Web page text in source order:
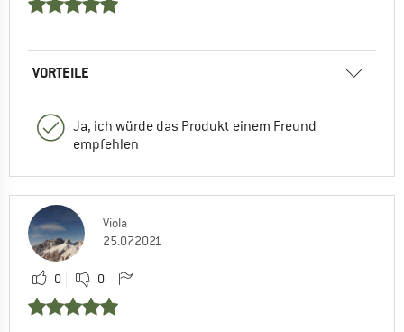
VORTEILE
Ja, ich würde das Produkt einem Freund
empfehlen
Viola
25.07.2021
0 0